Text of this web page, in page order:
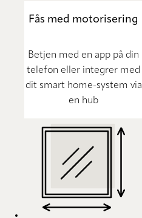
Fås med motorisering
Betjen med en app på din
telefon eller integrer med
dit smart home-system via
en hub